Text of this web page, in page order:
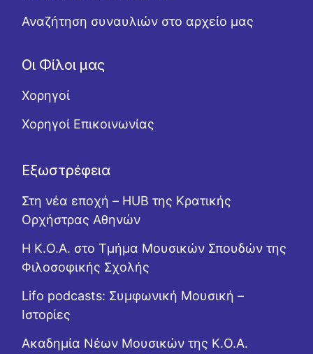
Αναζήτηση συναυλιών στο αρχείο μας
Οι Φίλοι μας
Χορηγοί
Χορηγοί Επικοινωνίας
Εξωστρέφεια
Στη νέα εποχή – HUB της Κρατικής
Ορχήστρας Αθηνών
Η Κ.Ο.Α. στο Τμήμα Μουσικών Σπουδών της
Φιλοσοφικής Σχολής
Lifo podcasts: Συμφωνική Μουσική –
Ιστορίες
Ακαδημία Νέων Μουσικών της Κ.Ο.Α.